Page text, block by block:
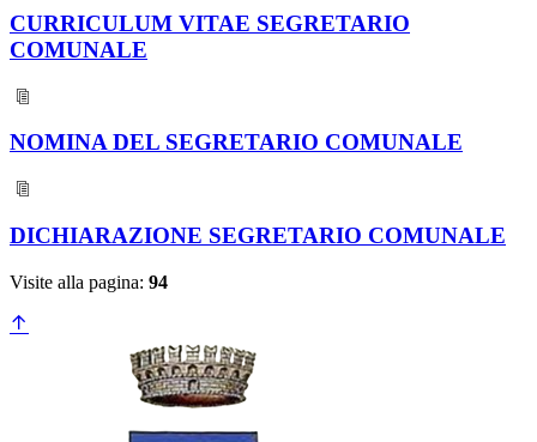
CURRICULUM VITAE SEGRETARIO
COMUNALE
NOMINA DEL SEGRETARIO COMUNALE
DICHIARAZIONE SEGRETARIO COMUNALE
Visite alla pagina: 94